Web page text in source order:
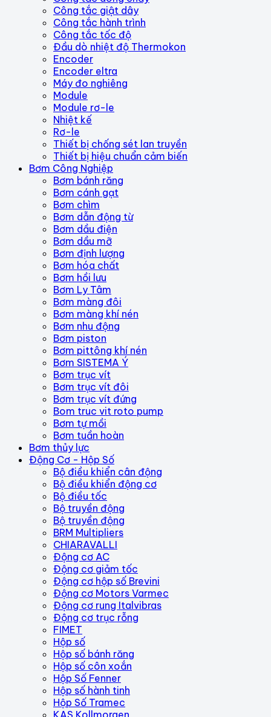
Công tắc giật dây
Công tắc hành trình
Công tắc tốc độ
Đầu dò nhiệt độ Thermokon
Encoder
Encoder eltra
Máy đo nghiêng
Module
Module rơ-le
Nhiệt kế
Rơ-le
Thiết bị chống sét lan truyền
Thiết bị hiệu chuẩn cảm biến
Bơm Công Nghiệp
Bơm bánh răng
Bơm cánh gạt
Bơm chìm
Bơm dẫn động từ
Bơm dầu điện
Bơm dầu mỡ
Bơm định lượng
Bơm hóa chất
Bơm hồi lưu
Bơm Ly Tâm
Bơm màng đôi
Bơm màng khí nén
Bơm nhu động
Bơm piston
Bơm pittông khí nén
Bơm SISTEMA Ý
Bơm trục vít
Bơm trục vít đôi
Bơm trục vít đứng
Bom truc vit roto pump
Bơm tự mồi
Bơm tuần hoàn
Bơm thủy lực
Động Cơ - Hộp Số
Bộ điều khiển cân động
Bộ điều khiển động cơ
Bộ điều tốc
Bộ truyền động
Bộ truyền động
BRM Multipliers
CHIARAVALLI
Động cơ AC
Động cơ giảm tốc
Động cơ hộp số Brevini
Động cơ Motors Varmec
Động cơ rung Italvibras
Động cơ trục rỗng
FIMET
Hộp số
Hộp số bánh răng
Hộp số côn xoắn
Hộp Số Fenner
Hộp số hành tinh
Hộp Số Tramec
KAS Kollmorgen